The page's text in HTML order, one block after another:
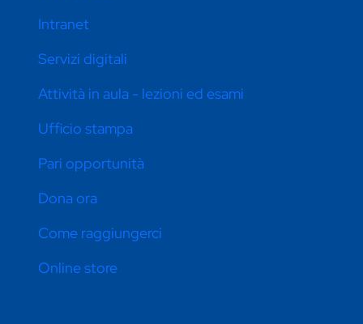
Intranet
Servizi digitali
Attività in aula - lezioni ed esami
Ufficio stampa
Pari opportunità
Dona ora
Come raggiungerci
Online store